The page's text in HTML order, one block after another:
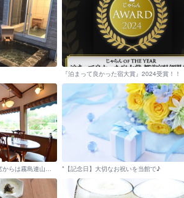
『泊まって良かった宿大賞』2024受賞！！
お花や緑が可愛いリビング。窓からは霧島連山がご覧いただけます。 *【記念日】大切なお祝いを当館で♪